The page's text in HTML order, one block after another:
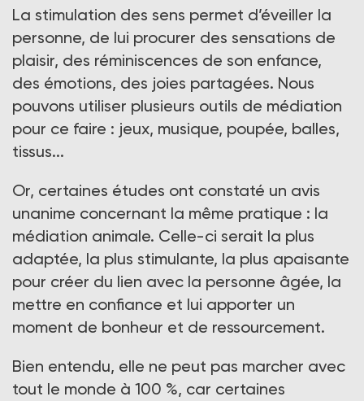
La stimulation des sens permet d’éveiller la
personne, de lui procurer des sensations de
plaisir, des réminiscences de son enfance,
des émotions, des joies partagées. Nous
pouvons utiliser plusieurs outils de médiation
pour ce faire : jeux, musique, poupée, balles,
tissus...
Or, certaines études ont constaté un avis
unanime concernant la même pratique : la
médiation animale. Celle-ci serait la plus
adaptée, la plus stimulante, la plus apaisante
pour créer du lien avec la personne âgée, la
mettre en confiance et lui apporter un
moment de bonheur et de ressourcement.
Bien entendu, elle ne peut pas marcher avec
tout le monde à 100 %, car certaines